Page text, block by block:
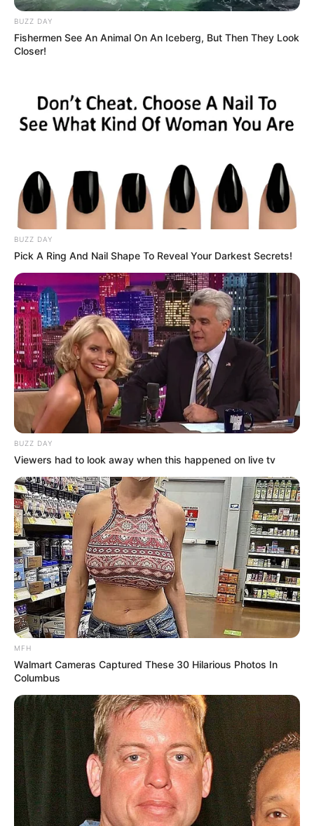
En una economía cada vez más digitalizada, las
tarjetas premium ya no solo reflejan capacidad
económica, sino también acceso a un
ecosistema financiero diseñado para
consumidores de alto perfil.
BUZZ DAY
Fishermen See An Animal On An Iceberg, But Then They Look
Closer!
BUZZ DAY
Pick A Ring And Nail Shape To Reveal Your Darkest Secrets!
BUZZ DAY
Viewers had to look away when this happened on live tv
MFH
Walmart Cameras Captured These 30 Hilarious Photos In
Columbus